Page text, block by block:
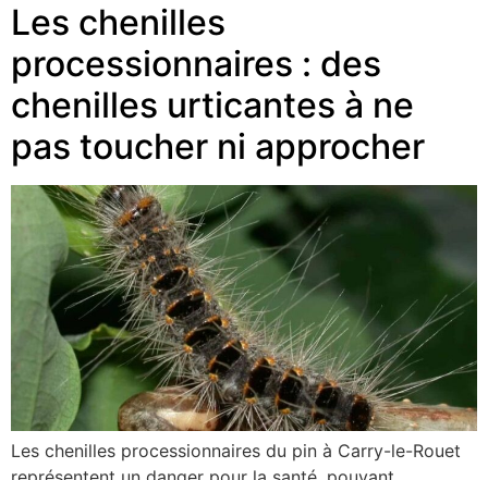
Les chenilles
processionnaires : des
chenilles urticantes à ne
pas toucher ni approcher
Les chenilles processionnaires du pin à Carry-le-Rouet